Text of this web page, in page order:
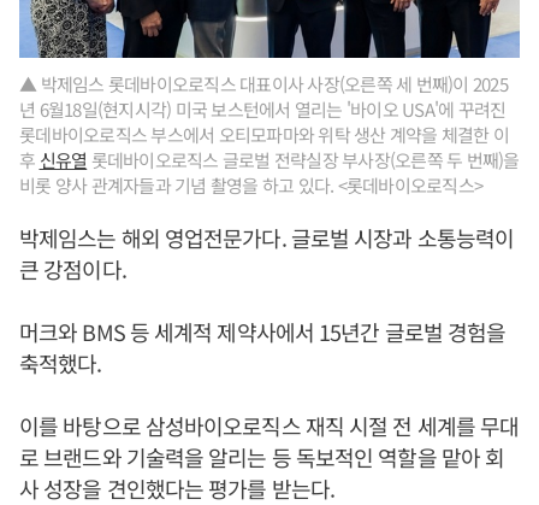
▲ 박제임스 롯데바이오로직스 대표이사 사장(오른쪽 세 번째)이 2025
년 6월18일(현지시각) 미국 보스턴에서 열리는 '바이오 USA'에 꾸려진
롯데바이오로직스 부스에서 오티모파마와 위탁 생산 계약을 체결한 이
후 신유열 롯데바이오로직스 글로벌 전략실장 부사장(오른쪽 두 번째)을
비롯 양사 관계자들과 기념 촬영을 하고 있다. <롯데바이오로직스>
박제임스는 해외 영업전문가다. 글로벌 시장과 소통능력이
큰 강점이다.
머크와 BMS 등 세계적 제약사에서 15년간 글로벌 경험을
축적했다.
이를 바탕으로 삼성바이오로직스 재직 시절 전 세계를 무대
로 브랜드와 기술력을 알리는 등 독보적인 역할을 맡아 회
사 성장을 견인했다는 평가를 받는다.